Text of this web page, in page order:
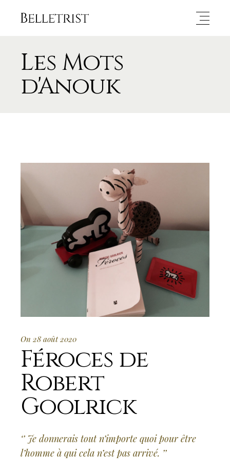
Les Mots
d'Anouk
On 28 août 2020
Féroces de
Robert
Goolrick
‘’ Je donnerais tout n’importe quoi pour être
l’homme à qui cela n’est pas arrivé. ’’